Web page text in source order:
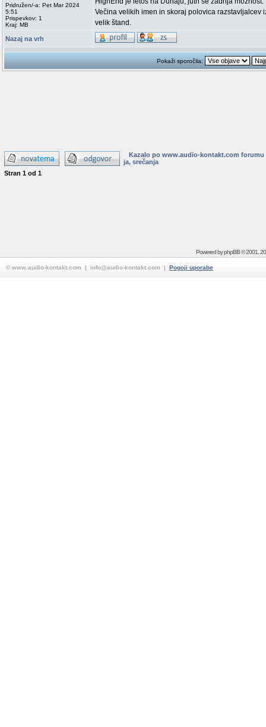
Pridružen/-a: Pet Mar 2024
5:51
Prispevkov: 1
Kraj: MB
Večina velikih imen in skoraj polovica
velik štand.
Nazaj na vrh
Pokaži sporočila:
Kazalo po www.audio-kontakt.com forumu
ja, srečanja
Stran 1 od 1
Powered byphpBB© 2001,
© www.audio-kontakt.com | info@audio-kontakt.com | Pogoji uporabe